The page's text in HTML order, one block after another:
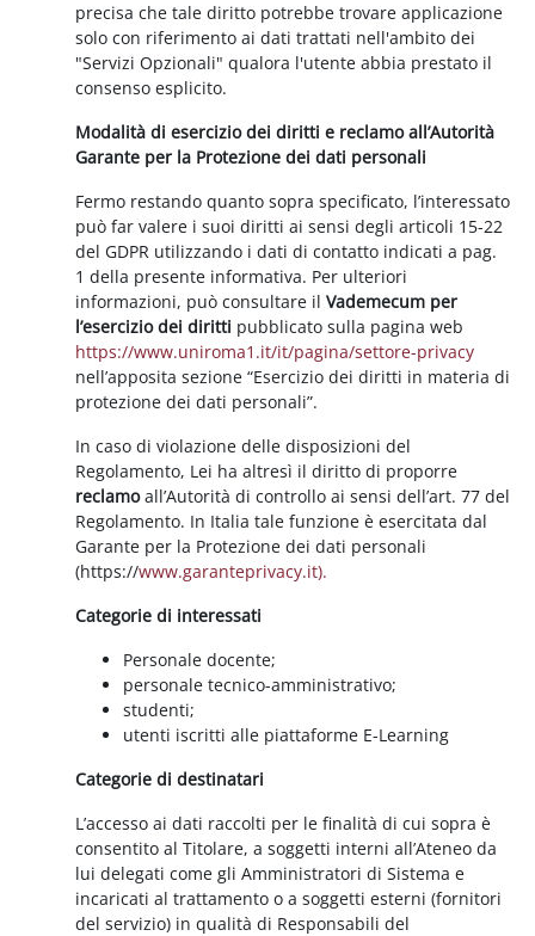
precisa che tale diritto potrebbe trovare applicazione
solo con riferimento ai dati trattati nell'ambito dei
"Servizi Opzionali" qualora l'utente abbia prestato il
consenso esplicito.
Modalità di esercizio dei diritti e reclamo all’Autorità
Garante per la Protezione dei dati personali
Fermo restando quanto sopra specificato, l’interessato
può far valere i suoi diritti ai sensi degli articoli 15-22
del GDPR utilizzando i dati di contatto indicati a pag.
1 della presente informativa. Per ulteriori
informazioni, può consultare ilVademecum per
l’esercizio dei diritti pubblicato sulla pagina web
https://www.uniroma1.it/it/pagina/settore-privacy
nell’apposita sezione “Esercizio dei diritti in materia di
protezione dei dati personali”.
In caso di violazione delle disposizioni del
Regolamento, Lei ha altresì il diritto di proporre
reclamoall’Autorità di controllo ai sensi dell’art. 77 del
Regolamento. In Italia tale funzione è esercitata dal
Garante per la Protezione dei dati personali
(https://www.garanteprivacy.it).
Categorie di interessati
Personale docente;
personale tecnico-amministrativo;
studenti;
utenti iscritti alle piattaforme E-Learning
Categorie di destinatari
L’accesso ai dati raccolti per le finalità di cui sopra è
consentito al Titolare, a soggetti interni all’Ateneo da
lui delegati come gli Amministratori di Sistema e
incaricati al trattamento o a soggetti esterni (fornitori
del servizio) in qualità di Responsabili del